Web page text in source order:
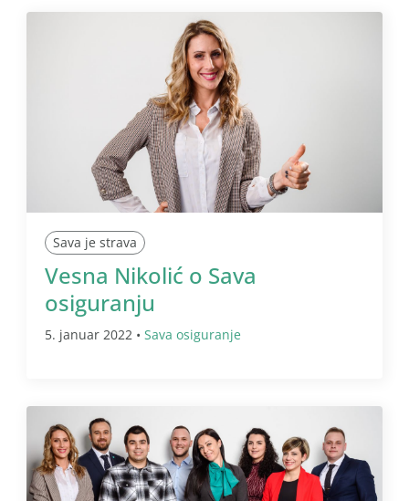
Sava je strava
Vesna Nikolić o Sava
osiguranju
5. januar 2022 • Sava osiguranje